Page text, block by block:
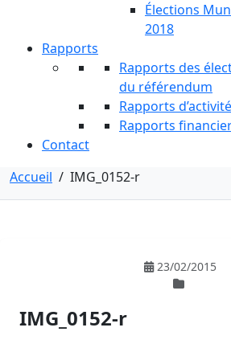
Élections
2018
Rapports
Rapports des
du référendum
Rapports d’activité
Rapports
Contact
Accueil / IMG_0152-r
23/02/2015
IMG_0152-r